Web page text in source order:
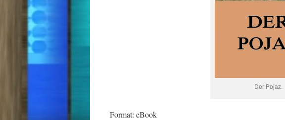
Der Pojaz.
Format: eBook